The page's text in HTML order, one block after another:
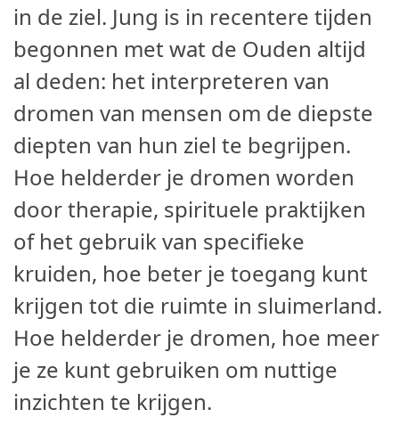
in de ziel. Jung is in recentere tijden
begonnen met wat de Ouden altijd
al deden: het interpreteren van
dromen van mensen om de diepste
diepten van hun ziel te begrijpen.
Hoe helderder je dromen worden
door therapie, spirituele praktijken
of het gebruik van specifieke
kruiden, hoe beter je toegang kunt
krijgen tot die ruimte in sluimerland.
Hoe helderder je dromen, hoe meer
je ze kunt gebruiken om nuttige
inzichten te krijgen.